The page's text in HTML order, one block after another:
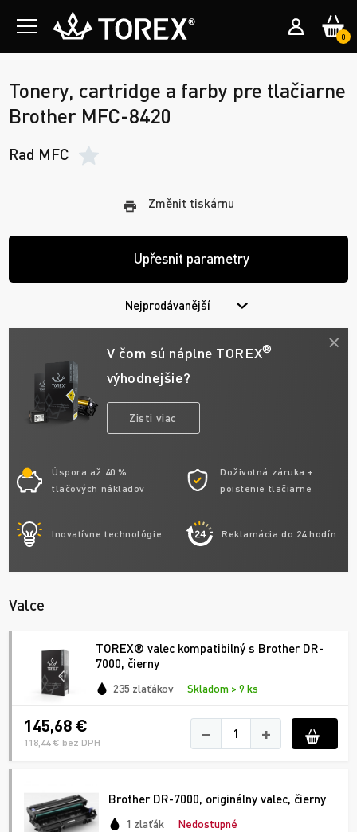
0
Tonery, cartridge a farby pre tlačiarne
Brother MFC-8420
Rad MFC
Změnit tiskárnu
Upřesnit parametry
Nejprodávanější
V čom sú náplne TOREX®
výhodnejšie?
Zisti viac
Úspora až 40 %
tlačových nákladov
Doživotná záruka +
poistenie tlačiarne
Inovatívne technológie Reklamácia do 24 hodín
Valce
TOREX® valec kompatibilný s Brother DR-
7000, čierny
235 zlaťákov Skladom > 9 ks
145,68 €
118,44 € bez DPH − +
Brother DR-7000, originálny valec, čierny
1 zlaťák Nedostupné